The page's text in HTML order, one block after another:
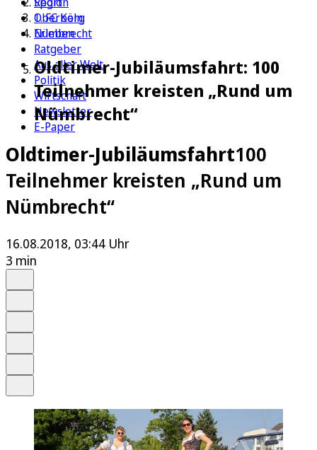
1. FC Köln
Erleben
Ratgeber
Aus aller Welt
Politik
Wirtschaft
Newsletter
E-Paper
Oberberg
Nümbrecht
Oldtimer-Jubiläumsfahrt: 100
Teilnehmer kreisten „Rund um
Nümbrecht“
Oldtimer-Jubiläumsfahrt100
Teilnehmer kreisten „Rund um
Nümbrecht“
16.08.2018, 03:44 Uhr
3 min